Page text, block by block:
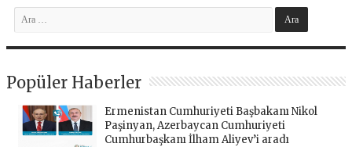
Popüler Haberler
Ermenistan Cumhuriyeti Başbakanı Nikol
Paşinyan, Azerbaycan Cumhuriyeti
Cumhurbaşkanı İlham Aliyev’i aradı